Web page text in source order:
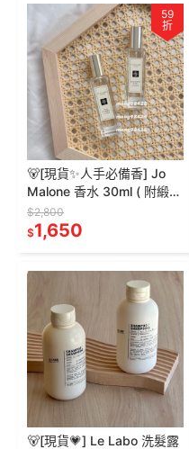
59
折
🐻[現貨✨人手必備香] Jo
Malone 香水 30ml ( 附緞帶
禮盒 ) 藍風鈴 黑莓子 鼠尾
草 英國梨 小蒼蘭
$2,800
$1,650
🐻[現貨💗] Le Labo 洗髮露